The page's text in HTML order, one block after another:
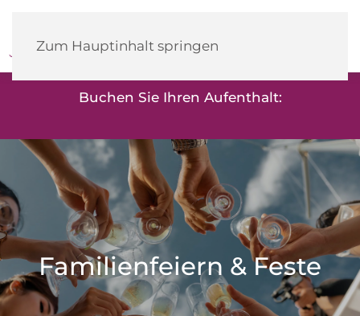
Zum Hauptinhalt springen
Herrenbrücke
Buchen Sie Ihren Aufenthalt:
Familienfeiern & Feste